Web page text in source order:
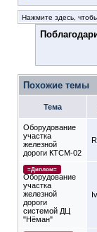
Нажмите здесь,
Похожие темы
Тема
Оборудование
участка
железной
дороги КТСМ-02
=Диплом=
Оборудование
участка
железной
дороги
системой ДЦ
"Нёман"